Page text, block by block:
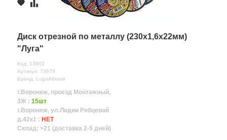
Диск отрезной по металлу (230х1,6х22мм)
"Луга"
Код: 13903
Артикул: 73679
Бренд: LugaAbrasiv
г.Воронеж, проезд Монтажный,
3Ж : 15шт
г.Воронеж, ул.Лидии Рябцевой
д.42к1 : НЕТ
Склад: >21 (доставка 2-5 дней)